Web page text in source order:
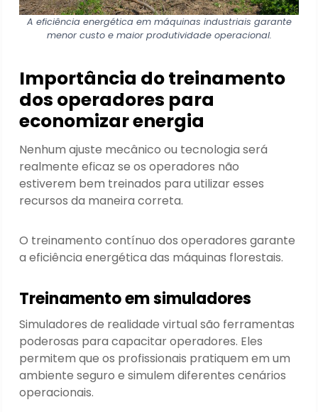
A eficiência energética em máquinas industriais garante
menor custo e maior produtividade operacional.
Importância do treinamento
dos operadores para
economizar energia
Nenhum ajuste mecânico ou tecnologia será
realmente eficaz se os operadores não
estiverem bem treinados para utilizar esses
recursos da maneira correta.
O treinamento contínuo dos operadores garante
a eficiência energética das máquinas florestais.
Treinamento em simuladores
Simuladores de realidade virtual são ferramentas
poderosas para capacitar operadores. Eles
permitem que os profissionais pratiquem em um
ambiente seguro e simulem diferentes cenários
operacionais.